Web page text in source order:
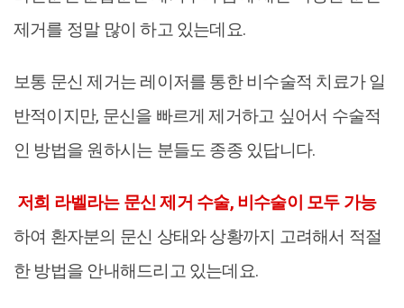
제거를 정말 많이 하고 있는데요.
보통 문신 제거는 레이저를 통한 비수술적 치료가 일
반적이지만, 문신을 빠르게 제거하고 싶어서 수술적
인 방법을 원하시는 분들도 종종 있답니다.
저희 라벨라는 문신 제거 수술, 비수술이 모두 가능
하여 환자분의 문신 상태와 상황까지 고려해서 적절
한 방법을 안내해드리고 있는데요.